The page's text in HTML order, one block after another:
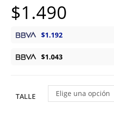
$1.490
$1.192
$1.043
TALLE Elige una opción